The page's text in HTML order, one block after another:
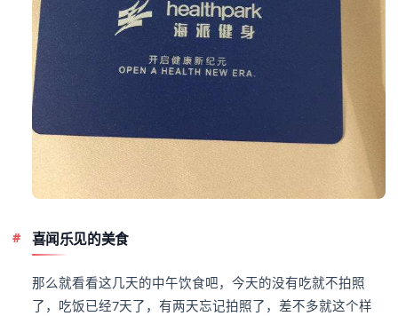
喜闻乐见的美食
那么就看看这几天的中午饮食吧，今天的没有吃就不拍照
了，吃饭已经7天了，有两天忘记拍照了，差不多就这个样